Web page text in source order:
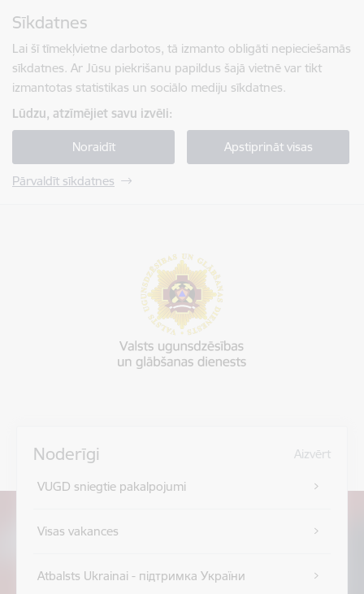
Sīkdatnes
Lai šī tīmekļvietne darbotos, tā izmanto obligāti nepieciešamās
sīkdatnes. Ar Jūsu piekrišanu papildus šajā vietnē var tikt
izmantotas statistikas un sociālo mediju sīkdatnes.
Lūdzu, atzīmējiet savu izvēli:
Noraidīt Apstiprināt visas
Pārvaldīt sīkdatnes
Noderīgi Aizvērt
VUGD sniegtie pakalpojumi
Visas vakances
Atbalsts Ukrainai - підтримка України